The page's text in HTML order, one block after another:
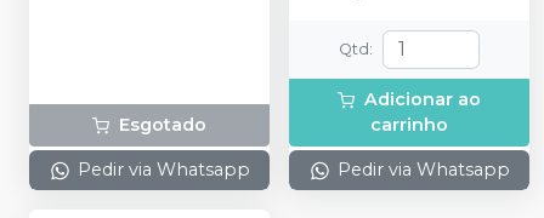
Esgotado
Pedir via Whatsapp
Qtd :
Adicionar ao
carrinho
Pedir via Whatsapp